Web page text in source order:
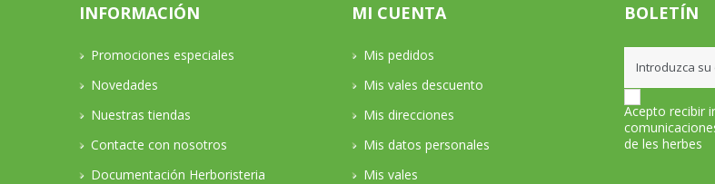
INFORMACIÓN
Promociones especiales
Novedades
Nuestras tiendas
Contacte con nosotros
Documentación Herboristeria
MI CUENTA
Mis pedidos
Mis vales descuento
Mis direcciones
Mis datos personales
Mis vales
BOLETÍN
Acepto recibir
de les herbes